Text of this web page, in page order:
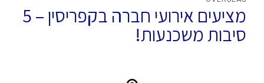
מציעים אירועי חברה בקפריסין – 5
סיבות משכנעות!